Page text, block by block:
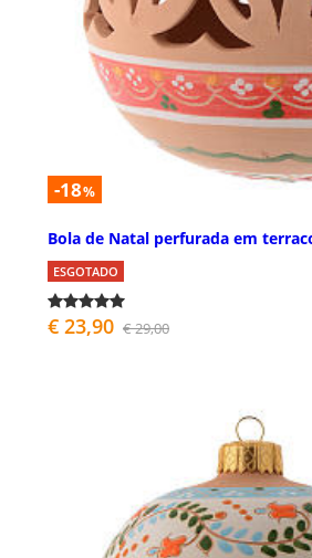
-18%
Bola de Natal perfurada em
ESGOTADO
€ 23,90 € 29,00